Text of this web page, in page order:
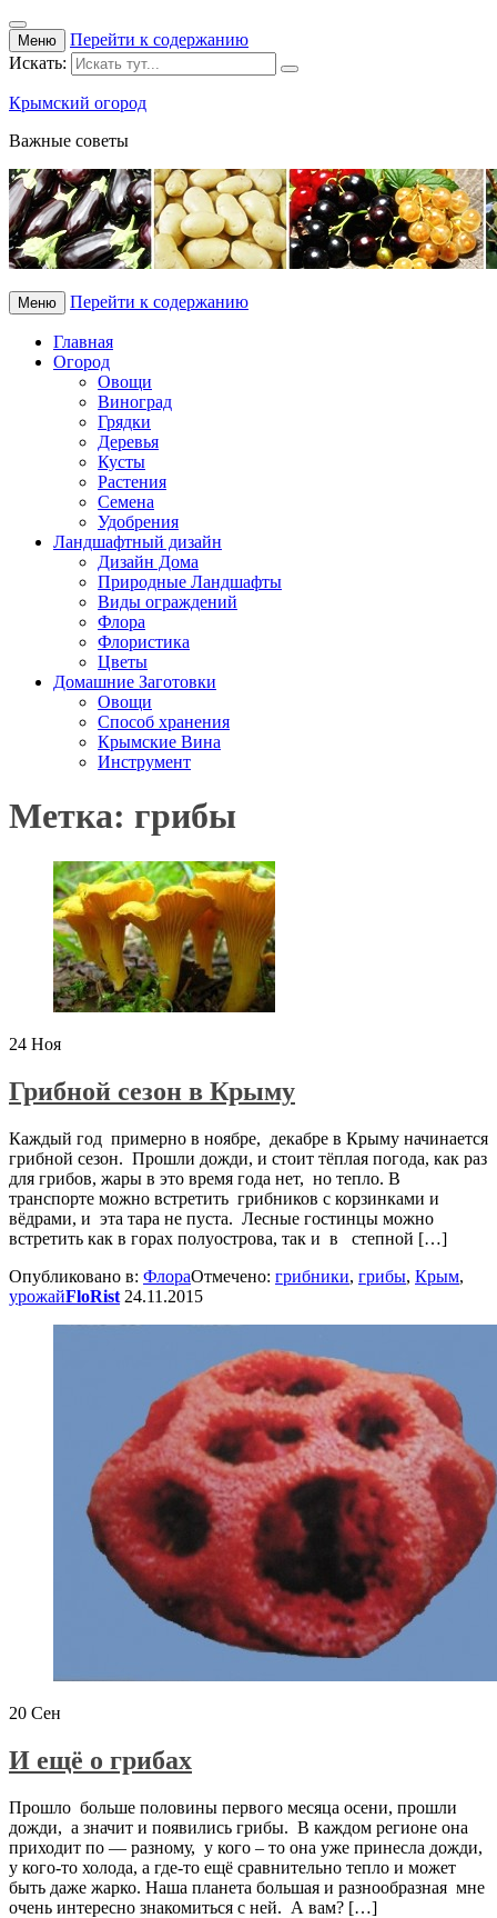
Меню
Перейти к содержанию
Искать:
Крымский огород
Важные советы
Меню Перейти к содержанию
Главная
Огород
Овощи
Виноград
Грядки
Деревья
Кусты
Растения
Семена
Удобрения
Ландшафтный дизайн
Дизайн Дома
Природные Ландшафты
Виды ограждений
Флора
Флористика
Цветы
Домашние Заготовки
Овощи
Способ хранения
Крымские Вина
Инструмент
Метка: грибы
24 Ноя
Грибной сезон в Крыму
Каждый год примерно в ноябре, декабре в Крыму начинается
грибной сезон. Прошли дожди, и стоит тёплая погода, как раз
для грибов, жары в это время года нет, но тепло. В
транспорте можно встретить грибников с корзинками и
вёдрами, и эта тара не пуста. Лесные гостинцы можно
встретить как в горах полуострова, так и в степной […]
Опубликовано в: ФлораОтмечено: грибники, грибы, Крым,
урожайFloRist 24.11.2015
20 Сен
И ещё о грибах
Прошло больше половины первого месяца осени, прошли
дожди, а значит и появились грибы. В каждом регионе она
приходит по — разному, у кого – то она уже принесла дожди,
у кого-то холода, а где-то ещё сравнительно тепло и может
быть даже жарко. Наша планета большая и разнообразная мне
очень интересно знакомиться с ней. А вам? […]